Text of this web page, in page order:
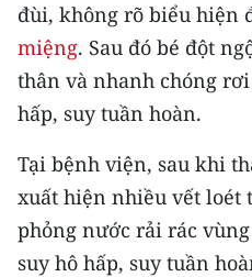
TRI THỨC CHUYÊN SÂU
54 DÂN TỘC VIỆT NAM
MỘT SẢN PHẨM
RADIO
đùi, không rõ biểu hiện
miệng. Sau đó bé đột
thân và nhanh chóng
hấp, suy tuần hoàn.
Tại bệnh viện, sau khi
xuất hiện nhiều vết loét
phỏng nước rải rác
suy hô hấp, suy tuần